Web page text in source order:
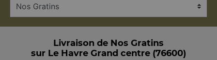
Livraison de Nos Gratins
sur Le Havre Grand centre (76600)